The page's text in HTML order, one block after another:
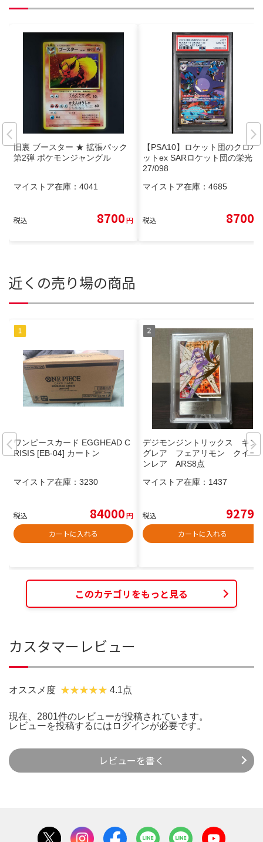
旧裏 ブースター ★ 拡張パック
第2弾 ポケモンジャングル
マイストア在庫： 4041
税込 8700円
【PSA10】ロケット団のクロバ
ットex SARロケット団の栄光 1
27/098
マイストア在庫： 4685
税込 8700
近くの売り場の商品
ワンピースカード EGGHEAD C
RISIS [EB-04] カートン
マイストア在庫： 3230
税込 84000円
カートに入れる
デジモンジントリックス キン
グレア フェアリモン クイー
ンレア ARS8点
マイストア在庫： 1437
税込 9279
カートに入れる
このカテゴリをもっと見る
カスタマーレビュー
オススメ度 4.1点
現在、2801件のレビューが投稿されています。
レビューを投稿するには ログインが必要です。
レビューを書く